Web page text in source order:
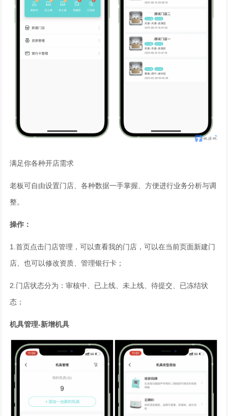
满足你各种开店需求
老板可自由设置门店、各种数据一手掌握、方便进行业务分析与调
整。
操作：
1.首页点击门店管理，可以查看我的门店，可以在当前页面新建门
店、也可以修改资质、管理银行卡；
2.门店状态分为：审核中、已上线、未上线、待提交、已冻结状
态；
机具管理-新增机具